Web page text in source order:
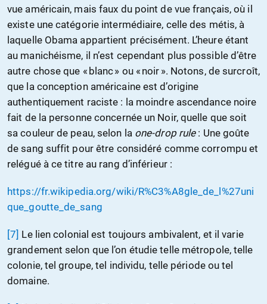
vue américain, mais faux du point de vue français, où il
existe une catégorie intermédiaire, celle des métis, à
laquelle Obama appartient précisément. L’heure étant
au manichéisme, il n’est cependant plus possible d’être
autre chose que « blanc » ou « noir ». Notons, de surcroît,
que la conception américaine est d’origine
authentiquement raciste : la moindre ascendance noire
fait de la personne concernée un Noir, quelle que soit
sa couleur de peau, selon la one-drop rule: Une goûte
de sang suffit pour être considéré comme corrompu et
relégué à ce titre au rang d’inférieur :
https://fr.wikipedia.org/wiki/R%C3%A8gle_de_l%27uni
que_goutte_de_sang
[7] Le lien colonial est toujours ambivalent, et il varie
grandement selon que l’on étudie telle métropole, telle
colonie, tel groupe, tel individu, telle période ou tel
domaine.